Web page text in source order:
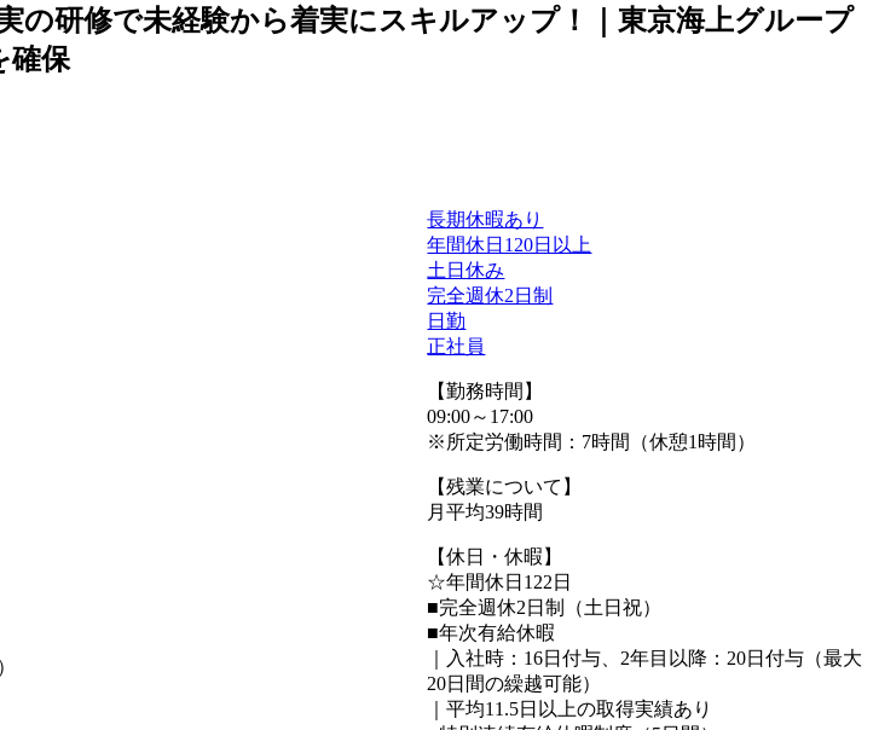
の研修で未経験から着実にスキルアップ！｜東京海上グループ
確保
長期休暇あり
年間休日120日以上
土日休み
完全週休2日制
日勤
正社員
【勤務時間】
09:00～17:00
※所定労働時間：7時間（休憩1時間）
【残業について】
月平均39時間
【休日・休暇】
☆年間休日122日
■完全週休2日制（土日祝）
■年次有給休暇
｜入社時：16日付与、2年⽬以降：20⽇付与（最⼤
20⽇間の繰越可能）
｜平均11.5日以上の取得実績あり